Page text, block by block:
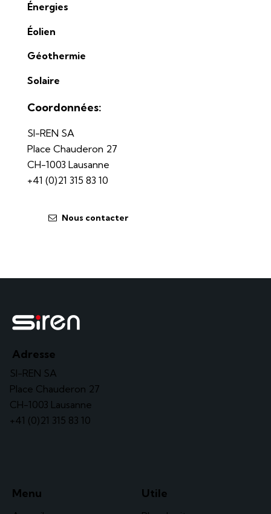
Énergies
Éolien
Géothermie
Solaire
Coordonnées:
SI-REN SA
Place Chauderon 27
CH-1003 Lausanne
+41 (0)21 315 83 10
Nous contacter
Adresse
SI-REN SA
Place Chauderon 27
CH-1003 Lausanne
+41 (0)21 315 83 10
Menu Utile